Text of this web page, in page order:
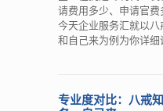
请费用多少、申请官费
今天企业服务汇就以
和自己来为例为你详细
专业度对比：八戒